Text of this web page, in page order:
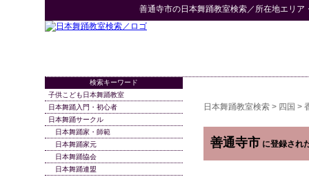
善通寺市の日本舞踊教室検索／所在地エリア
日本舞踊教室検索 > 四国 >
善通寺市 に登録され
検索キーワード
子供こども日本舞踊教室
日本舞踊入門・初心者
日本舞踊サークル
日本舞踊家・師範
日本舞踊家元
日本舞踊協会
日本舞踊連盟